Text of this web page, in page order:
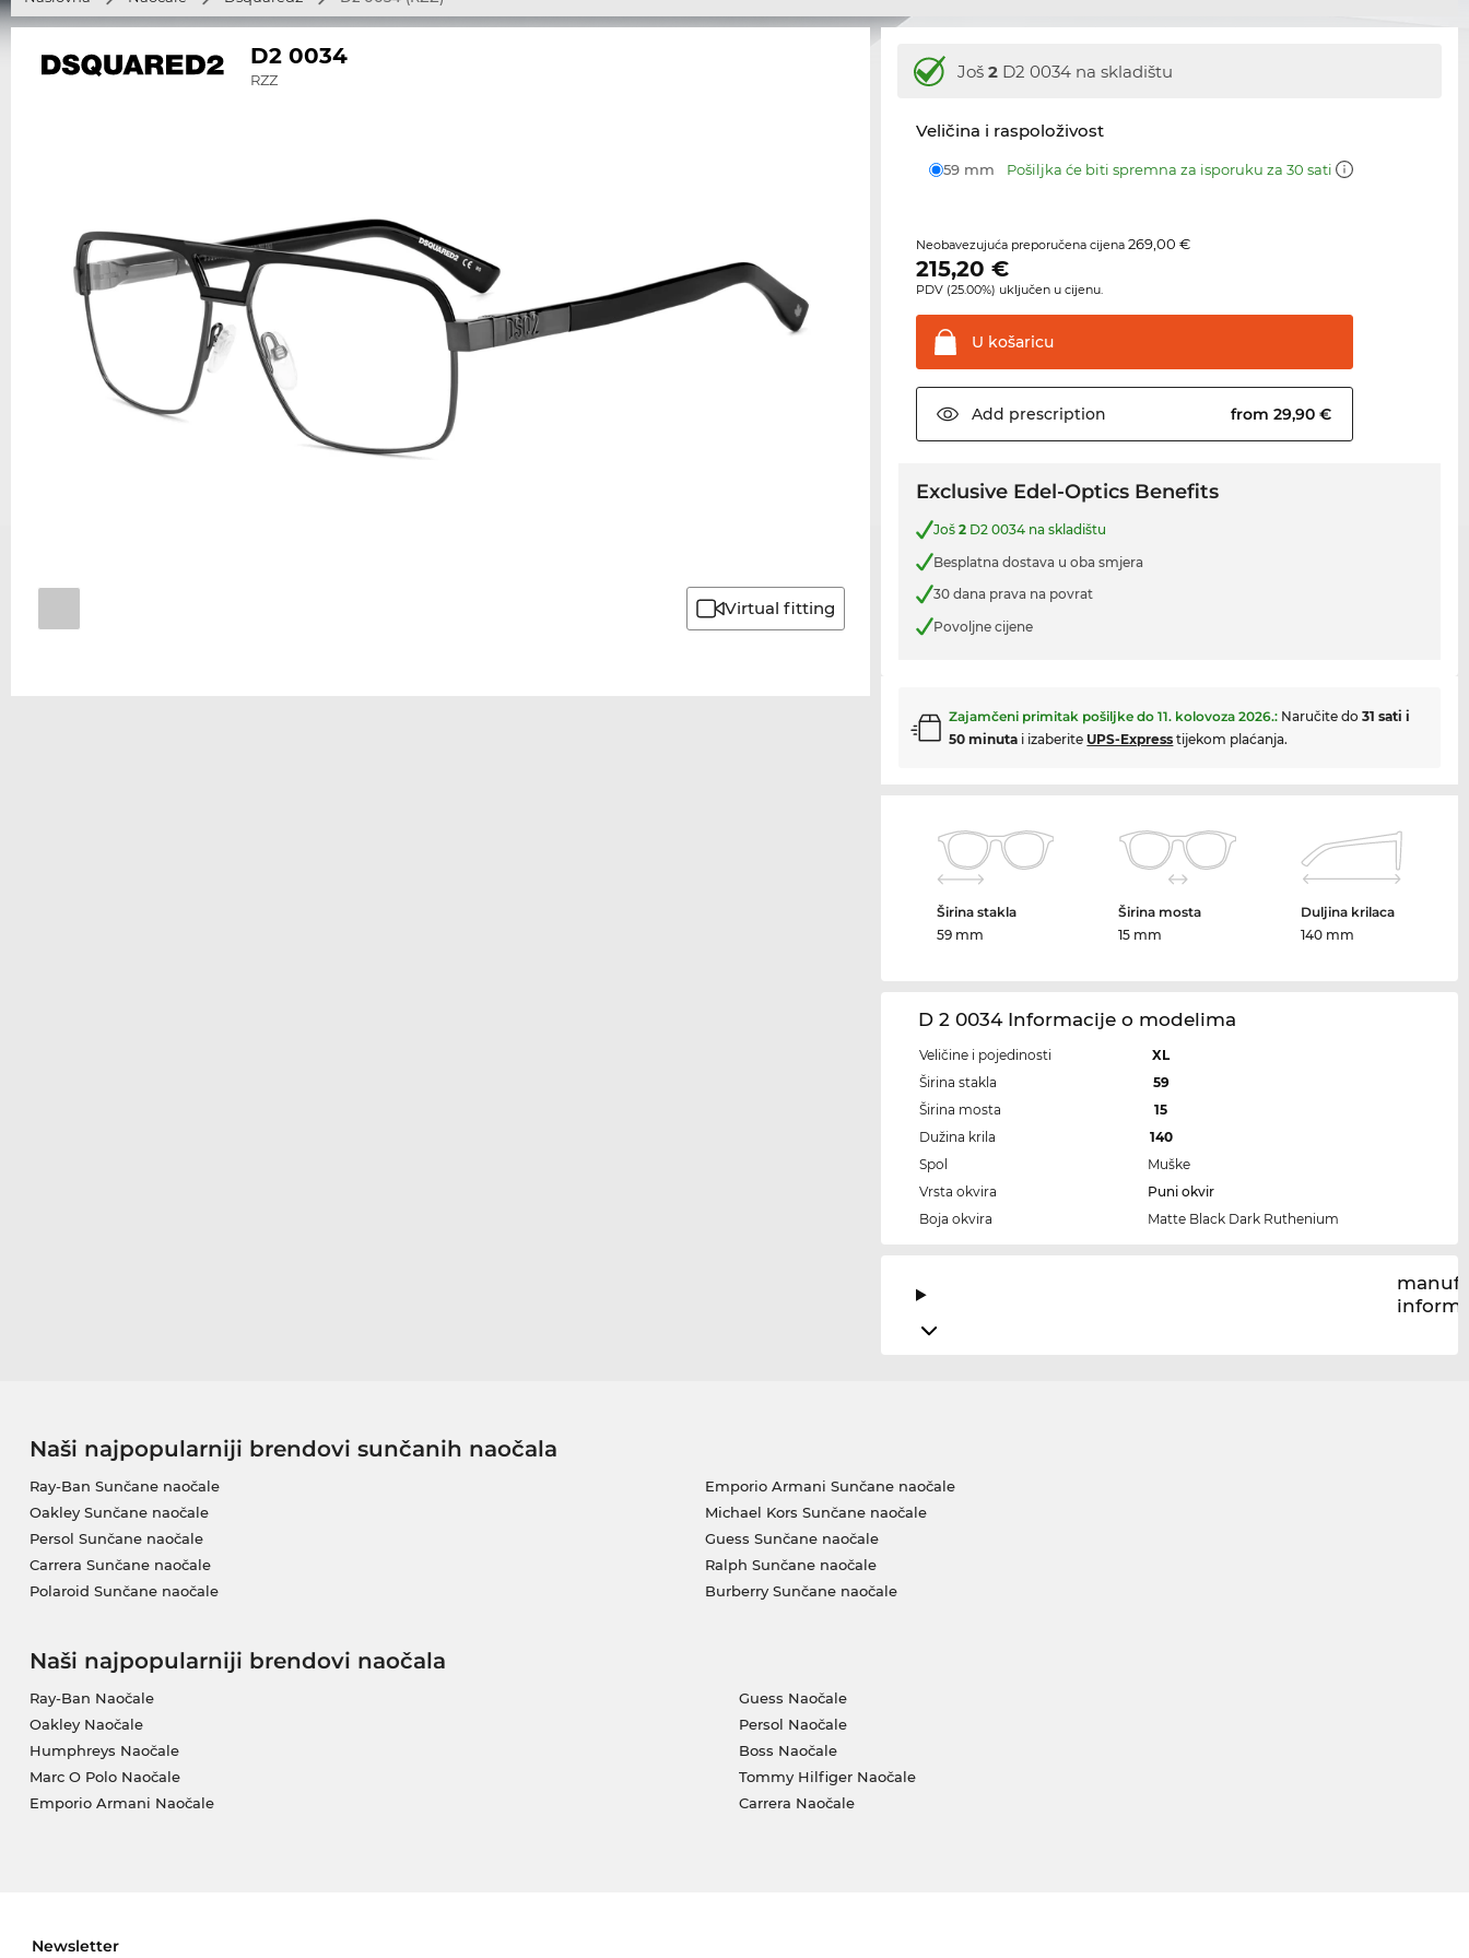
D2 0034
RZZ
Virtual fitting
Još2 D2 0034 na skladištu
Veličina i raspoloživost
59 mm Pošiljka će biti spremna za isporuku za 30 sati
Neobavezujuća preporučena cijena269,00 €
215,20 €
PDV (25.00%) uključen u cijenu.
U košaricu
Add prescription from 29,90 €
Exclusive Edel-Optics Benefits
Još2 D2 0034 na skladištu
Besplatna dostava u oba smjera
30 dana prava na povrat
Povoljne cijene
Zajamčeni primitak pošiljke do11. kolovoza 2026.: Naručite do31 sati i
50 minuta i izaberite UPS-Express tijekom plaćanja.
Širina stakla
59 mm
Širina mosta
15 mm
Duljina krilaca
140 mm
D 2 0034 Informacije o modelima
Veličine i pojedinosti
XL
Širina stakla
59
Širina mosta
15
Dužina krila
140
Spol
Muške
Vrsta okvira
Puni okvir
Boja okvira
Matte Black Dark Ruthenium
Naši najpopularniji brendovi sunčanih naočala
Ray-Ban Sunčane naočale
Oakley Sunčane naočale
Persol Sunčane naočale
Carrera Sunčane naočale
Polaroid Sunčane naočale
Emporio Armani Sunčane naočale
Michael Kors Sunčane naočale
Guess Sunčane naočale
Ralph Sunčane naočale
Burberry Sunčane naočale
Naši najpopularniji brendovi naočala
Ray-Ban Naočale
Oakley Naočale
Humphreys Naočale
Marc O Polo Naočale
Emporio Armani Naočale
Guess Naočale
Persol Naočale
Boss Naočale
Tommy Hilfiger Naočale
Carrera Naočale
Newsletter